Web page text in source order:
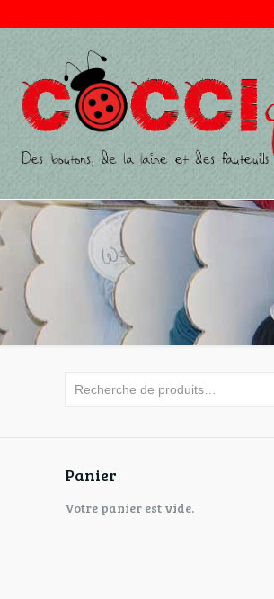
Panier
Votre panier est vide.